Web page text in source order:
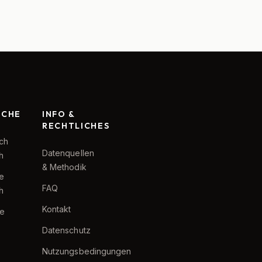
INFO &
RECHTLICHES
Datenquellen
& Methodik
FAQ
Kontakt
Datenschutz
Nutzungsbedingungen